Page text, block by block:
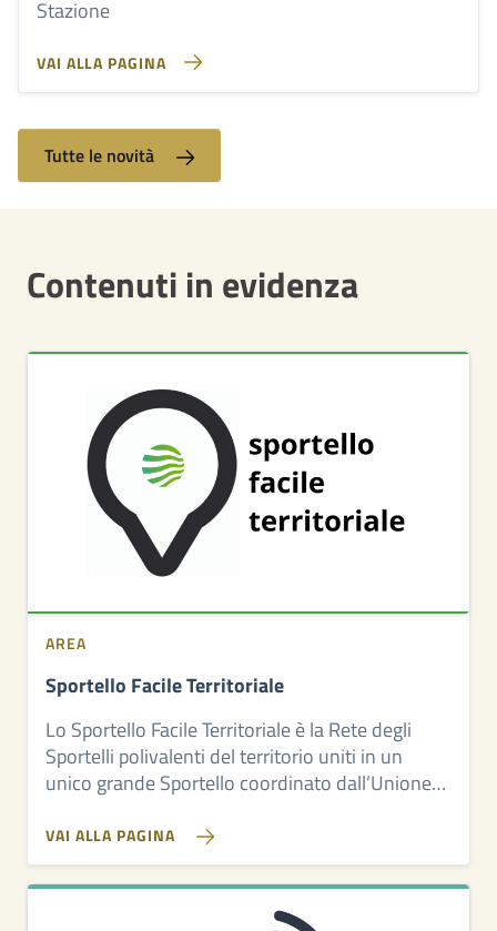
Stazione
VAI ALLA PAGINA
Tutte le novità
Contenuti in evidenza
AREA
Sportello Facile Territoriale
Lo Sportello Facile Territoriale è la Rete degli
Sportelli polivalenti del territorio uniti in un
unico grande Sportello coordinato dall’Unione
VAI ALLA PAGINA